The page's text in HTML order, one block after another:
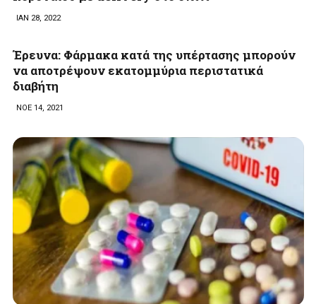
ΙΑΝ 28, 2022
Έρευνα: Φάρμακα κατά της υπέρτασης μπορούν
να αποτρέψουν εκατομμύρια περιστατικά
διαβήτη
ΝΟΕ 14, 2021